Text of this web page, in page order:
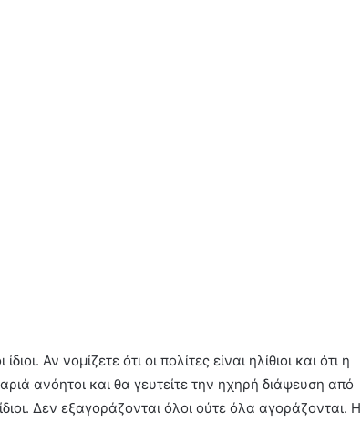
Αν νομίζετε ότι οι πολίτες είναι ηλίθιοι και ότι η
ανόητοι και θα γευτείτε την ηχηρή διάψευση από
Δεν εξαγοράζονται όλοι ούτε όλα αγοράζονται. Η